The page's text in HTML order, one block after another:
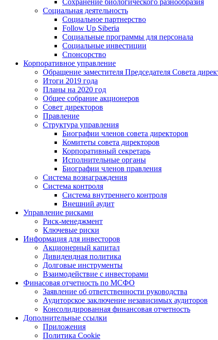
Сохранение биологического разнообразия
Социальная деятельность
Социальное партнерство
Follow Up Siberia
Социальные программы для персонала
Социальные инвестиции
Спонсорство
Корпоративное управление
Обращение заместителя Председателя Совета
Итоги 2019 года
Планы на 2020 год
Общее собрание акционеров
Совет директоров
Правление
Структура управления
Биографии членов совета директоров
Комитеты совета директоров
Корпоративный секретарь
Исполнительные органы
Биографии членов правления
Система вознаграждения
Система контроля
Система внутреннего контроля
Внешний аудит
Управление рисками
Риск-менеджмент
Ключевые риски
Информация для инвесторов
Акционерный капитал
Дивидендная политика
Долговые инструменты
Взаимодействие с инвеcторами
Финасовая отчетность по МСФО
Заявление об ответственности руководства
Аудиторское заключение независимых аудиторов
Консолидированная финансовая отчетность
Дополнительные ссылки
Приложения
Политика Cookie